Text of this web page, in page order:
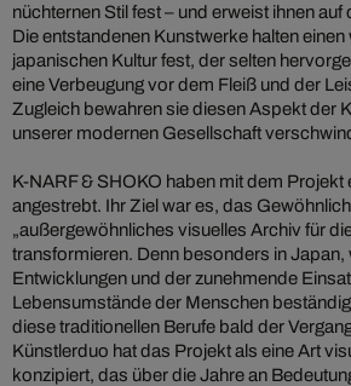
nüchternen Stil fest – und erweist ihnen
Die entstandenen Kunstwerke halten
japanischen Kultur fest, der selten
eine Verbeugung vor dem Fleiß und der
Zugleich bewahren sie diesen Aspekt der
unserer modernen Gesellschaft
K-NARF & SHOKO haben mit dem Projekt
angestrebt. Ihr Ziel war es, das
„außergewöhnliches visuelles Archiv für
transformieren. Denn besonders in Japan,
Entwicklungen und der zunehmende
Lebensumstände der Menschen
diese traditionellen Berufe bald der
Künstlerduo hat das Projekt als eine Art
konzipiert, das über die Jahre an